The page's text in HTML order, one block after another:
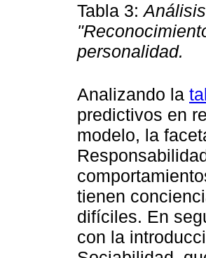
Tabla 3:
personalidad.
Analizando la
predictivos en
modelo, la
tienen
difíciles. En
con la